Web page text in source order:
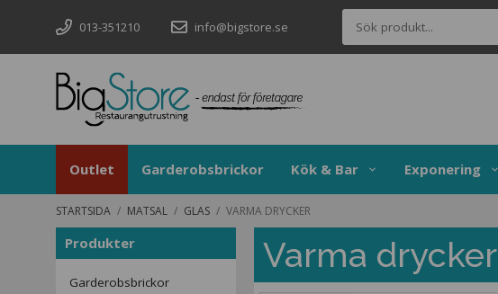
013-351210 info@bigstore.se
Outlet Garderobsbrickor Kök & Bar Exponering
STARTSIDA / MATSAL / GLAS / VARMA DRYCKER
Produkter
Garderobsbrickor
Varma drycker